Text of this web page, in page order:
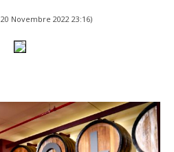
20 Novembre 2022 23:16)